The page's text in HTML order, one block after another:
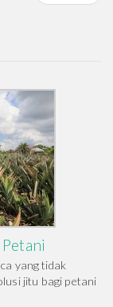
yang tidak
jitu bagi petani